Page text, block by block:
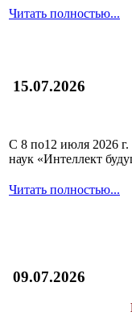
Читать полностью...
15.07.2026
С 8 по12 июля 2026
наук «Интеллект
Читать полностью...
09.07.2026